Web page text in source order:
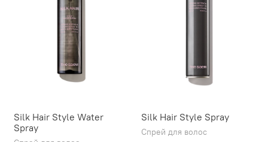
Silk Hair Style Water
Spray
Silk Hair Style Spray
Спрей для волос